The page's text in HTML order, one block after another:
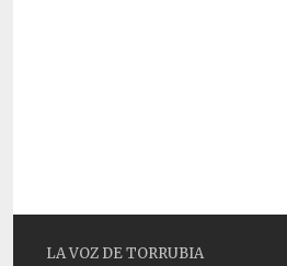
LA VOZ DE TORRUBIA